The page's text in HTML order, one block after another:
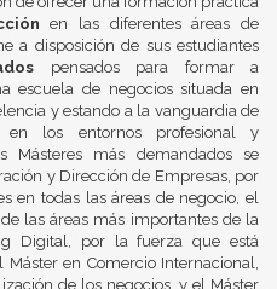
en las diferentes áreas de
a disposición de sus estudiantes
pensados para formar a
escuela de negocios situada en
y estando a la vanguardia de
los entornos profesional y
Másteres más demandados se
y Dirección de Empresas, por
en todas las áreas de negocio, el
las áreas más importantes de la
Digital, por la fuerza que está
en Comercio Internacional,
de los negocios, y el Máster